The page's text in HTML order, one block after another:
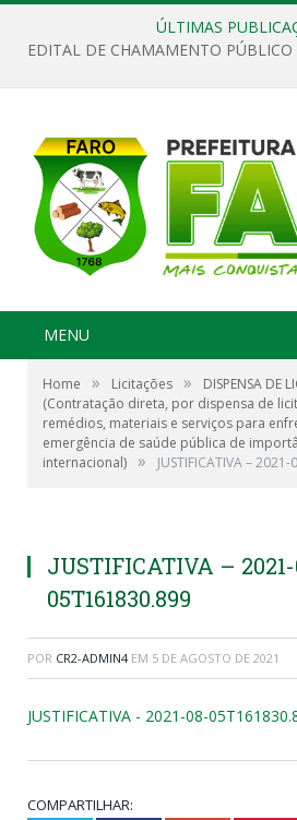
ÚLTIMAS
MENU
Home » Licitações »
DISPENSA DE
(Contratação direta, por dispensa de
remédios, materiais e serviços para
emergência de saúde pública de
internacional) » JUSTIFICATIVA –
JUSTIFICATIVA –
05T161830.899
POR CR2-ADMIN4 EM 5 DE AGOSTO DE 2021
JUSTIFICATIVA - 2021-08-
COMPARTILHAR: